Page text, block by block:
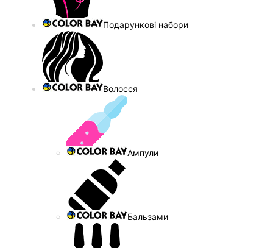
Подарункові набори
Волосся
Ампули
Бальзами